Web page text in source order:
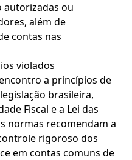
autorizadas ou
além de
contas nas
violados
a princípios de
brasileira,
Fiscal e a Lei das
normas recomendam a
rigoroso dos
em contas comuns de